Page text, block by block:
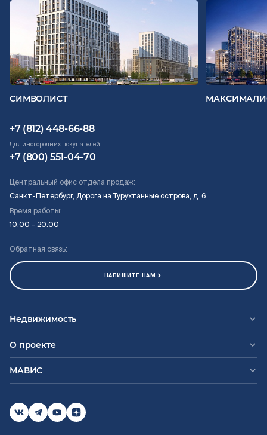
Проекты
О компании
Жизнь в мавис
СИМВОЛИСТ
+7 (812) 448-66-88
Для иногородних покупателей:
+7 (800) 551-04-70
Центральный офис отдела продаж:
Санкт-Петербург, Дорога на Турухтанные острова, д. 6
Время работы:
10:00 - 20:00
Обратная связь:
НАПИШИТЕ НАМ
Недвижимость
О проекте
МАВИС